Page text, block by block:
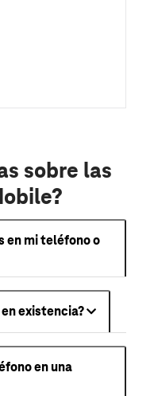
sobre las
en mi teléfono o
existencia?
en una